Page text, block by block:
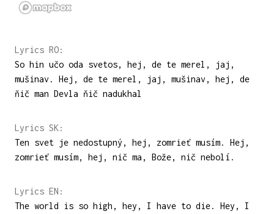
Lyrics RO:
So hin učo oda svetos, hej, de te merel, jaj,
mušinav. Hej, de te merel, jaj, mušinav, hej, de
ňič man Devla ňič nadukhal
Lyrics SK:
Ten svet je nedostupný, hej, zomrieť musím. Hej,
zomrieť musím, hej, nič ma, Bože, nič nebolí.
Lyrics EN:
The world is so high, hey, I have to die. Hey, I